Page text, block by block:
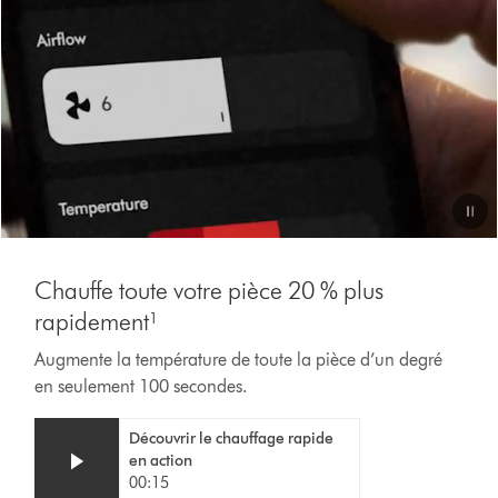
Chauffe toute votre pièce 20 % plus
rapidement¹
Augmente la température de toute la pièce d’un degré
en seulement 100 secondes.
Transcript
transcription
Découvrir le chauffage rapide
en action
00:15